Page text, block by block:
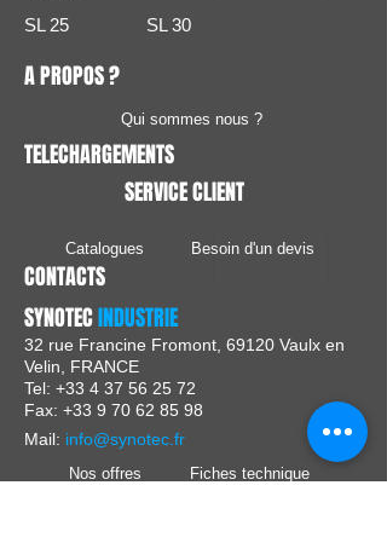
SL 25 SL 30
A PROPOS ?
Qui sommes nous ?
TELECHARGEMENTS
SERVICE CLIENT
Catalogues Besoin d'un devis
CONTACTS
SYNOTECINDUSTRIE
32 rue Francine Fromont, 69120 Vaulx en
Velin, FRANCE
Tel: +33 4 37 56 25 72
Fax: +33 9 70 62 85 98
Mail: info@synotec.fr
Nos offres
Fiches technique